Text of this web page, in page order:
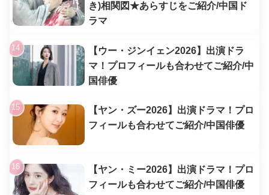
き)相関図★あらすじをご紹介/中国ド
ラマ
【ウー・ジンイェン2026】出演ドラ
マ！プロフィールも合わせてご紹介/中
国俳優
【ヤン・ズー2026】出演ドラマ！プロ
フィールも合わせてご紹介/中国俳優
【ヤン・ミー2026】出演ドラマ！プロ
フィールも合わせてご紹介/中国俳優